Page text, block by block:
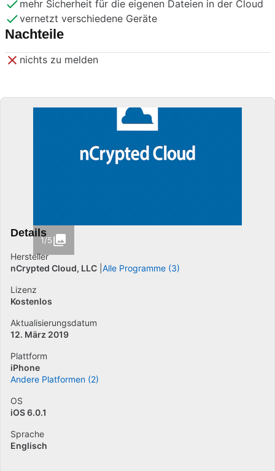
mehr Sicherheit für die eigenen Dateien in der Cloud
vernetzt verschiedene Geräte
Nachteile
nichts zu melden
1/5
Details
Hersteller
nCrypted Cloud, LLC Alle Programme (3)
Lizenz
Kostenlos
Aktualisierungsdatum
12. März 2019
Plattform
iPhone
Andere Platformen (2)
OS
iOS 6.0.1
Sprache
Englisch